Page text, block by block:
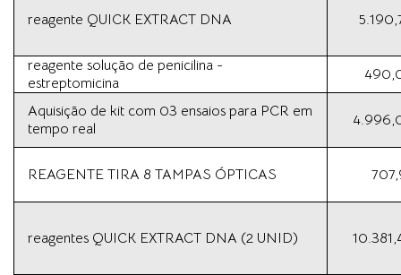
reagente QUICK EXTRACT DNA
reagente solução de penicilina -
estreptomicina
Aquisição de kit com 03 ensaios para PCR em
tempo real
REAGENTE TIRA 8 TAMPAS ÓPTICAS
reagentes QUICK EXTRACT DNA (2 UNID)